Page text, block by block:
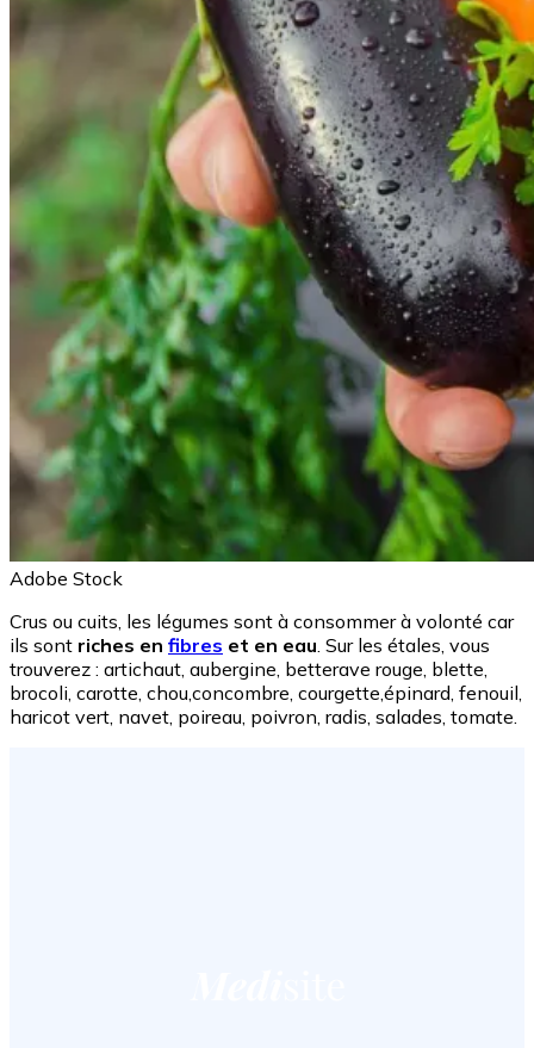
Adobe Stock
Crus ou cuits, les légumes sont à consommer à volonté car
ils sont riches en fibres et en eau. Sur les étales, vous
trouverez : artichaut, aubergine, betterave rouge, blette,
brocoli, carotte, chou,concombre, courgette,épinard, fenouil,
haricot vert, navet, poireau, poivron, radis, salades, tomate.